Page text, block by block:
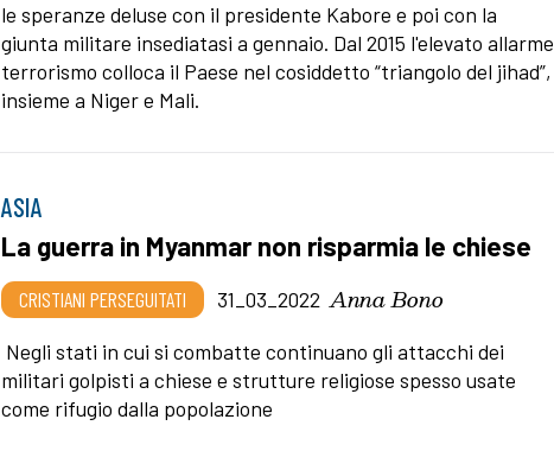
le speranze deluse con il presidente Kabore e poi con la
giunta militare insediatasi a gennaio. Dal 2015 l'elevato allarme
terrorismo colloca il Paese nel cosiddetto “triangolo del jihad”,
insieme a Niger e Mali.
ASIA
La guerra in Myanmar non risparmia le chiese
CRISTIANI PERSEGUITATI 31_03_2022 Anna Bono
Negli stati in cui si combatte continuano gli attacchi dei
militari golpisti a chiese e strutture religiose spesso usate
come rifugio dalla popolazione